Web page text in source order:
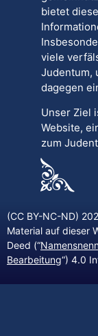
bietet
viele
Judentum,
dagegen
Unser Ziel
Website,
zum
(CC BY-NC-ND)
Material auf dieser
Deed (“
Bearbeitung“) 4.0